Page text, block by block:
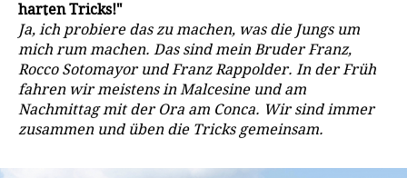
harten Tricks!"
Ja, ich probiere das zu machen, was die Jungs um
mich rum machen. Das sind mein Bruder Franz,
Rocco Sotomayor und Franz Rappolder. In der Früh
fahren wir meistens in Malcesine und am
Nachmittag mit der Ora am Conca. Wir sind immer
zusammen und üben die Tricks gemeinsam.